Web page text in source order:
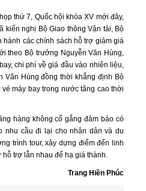
thứ 7, Quốc hội khóa XV mới đây,
kiến nghị Bộ Giao thông Vận tải, Bộ
hành các chính sách hỗ trợ giảm giá
theo Bộ trưởng Nguyễn Văn Hùng,
chi phí về giá đầu vào nhiên liệu,
Văn Hùng đồng thời khẳng định Bộ
máy bay trong nước tăng cao thời
hàng không cố gắng đảm bảo có
nhu cầu đi lại cho nhân dân và du
trình tour, xây dựng điểm đến linh
hỗ trợ lẫn nhau để hạ giá thành.
Trang Hiền Phúc